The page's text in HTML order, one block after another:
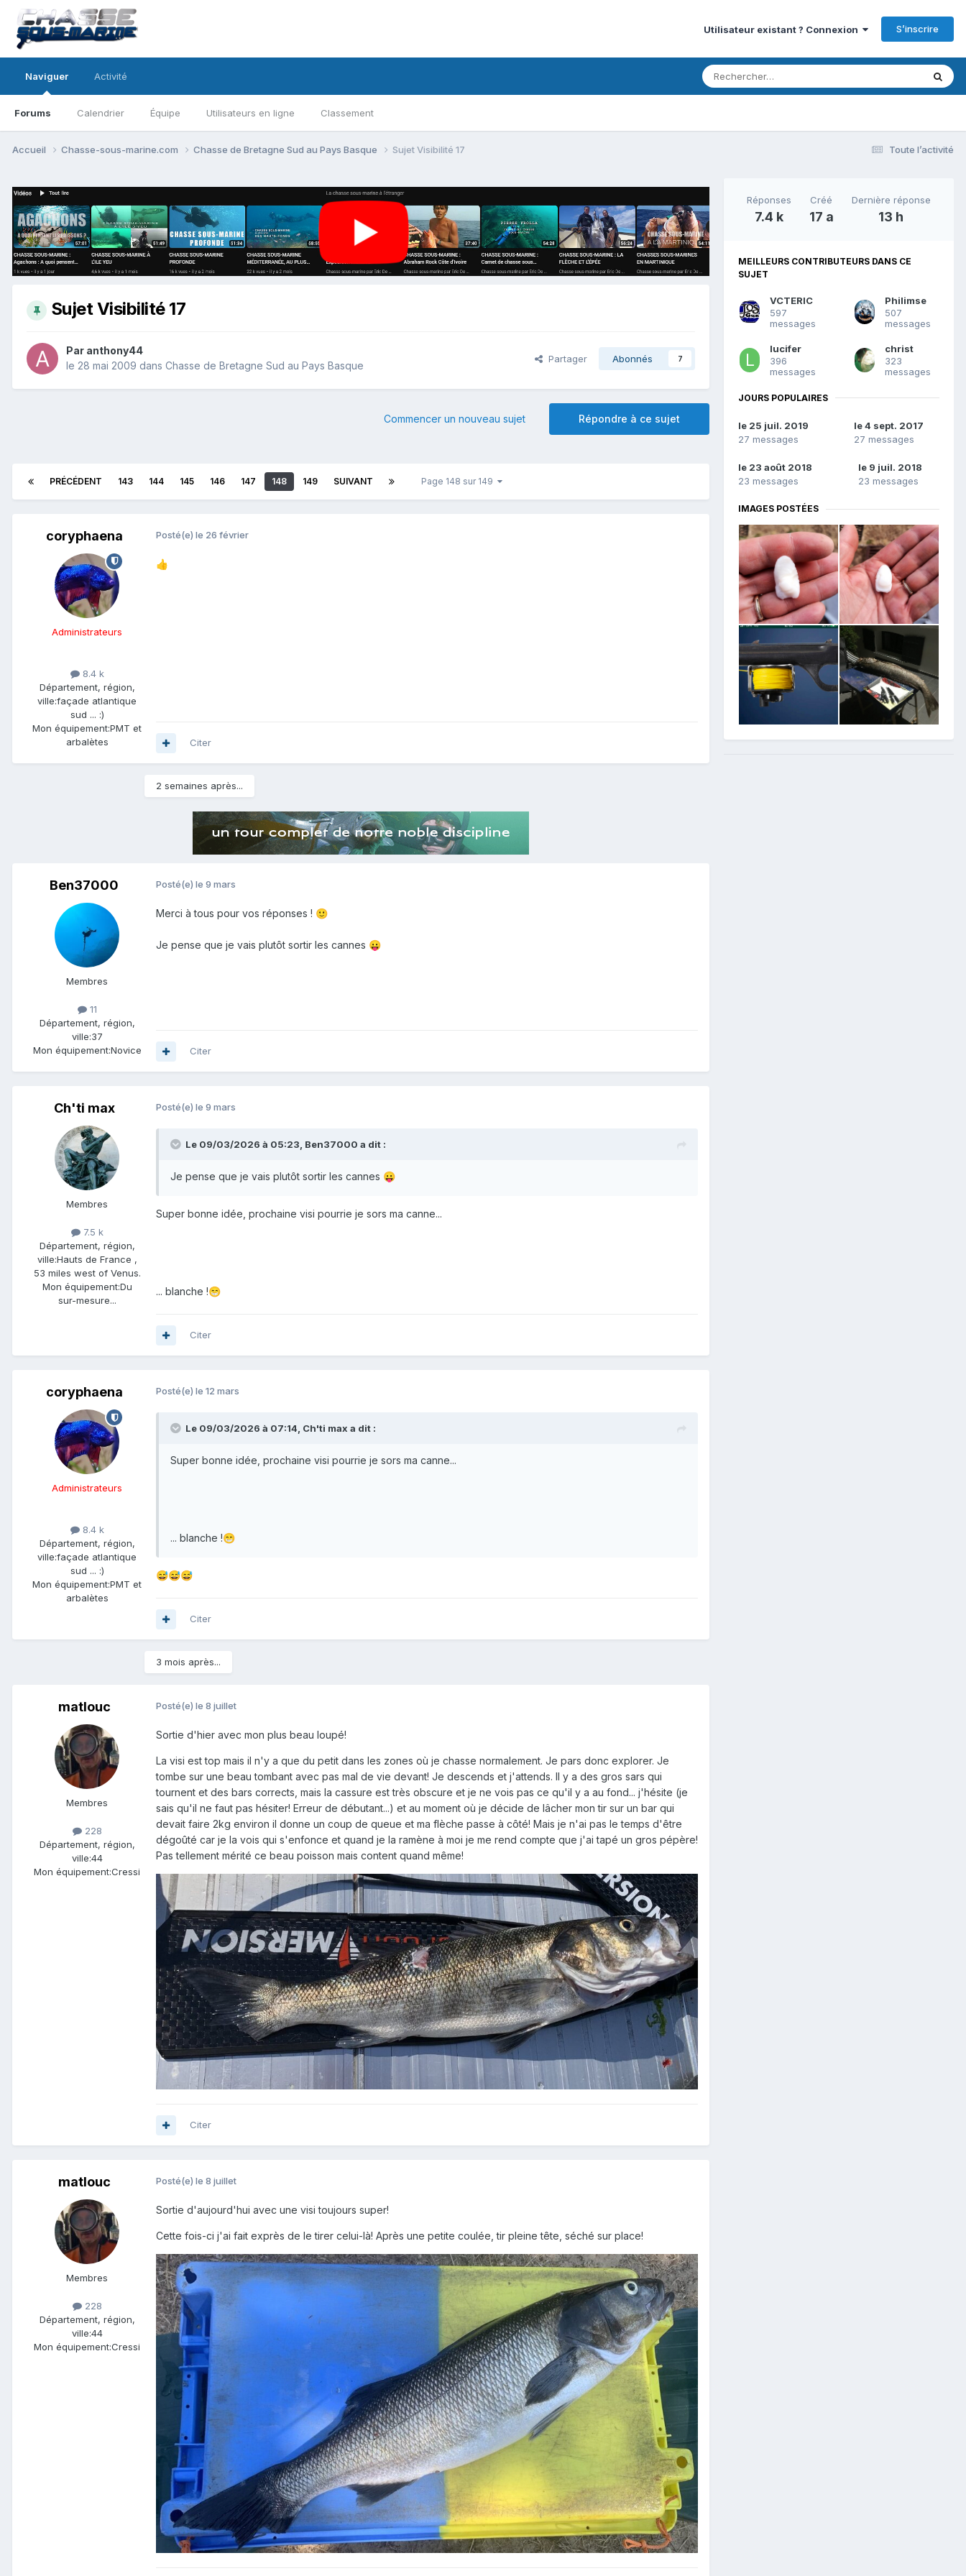
Utilisateur existant ? Connexion S’inscrire
Naviguer
Forums Calendrier Équipe Utilisateurs en ligne Classement
Activité
Toute l’activité
Accueil Chasse-sous-marine.com Chasse de Bretagne Sud au Pays Basque Sujet Visibilité 17
Sujet Visibilité 17
Par anthony44
le 28 mai 2009 dans Chasse de Bretagne Sud au Pays Basque
Partager Abonnés 7
Répondre à ce sujet
Commencer un nouveau sujet
PRÉCÉDENT 143 144 145 146 147 148 149 SUIVANT Page 148 sur 149
coryphaena
Administrateurs
8.4 k
Département, région,
ville:façade atlantique
sud ... :)
Mon équipement:PMT et
arbalètes
Posté(e) le 26 février
👍
Citer
2 semaines après...
Ben37000
Membres
11
Département, région,
ville:37
Mon équipement:Novice
Posté(e) le 9 mars
Merci à tous pour vos réponses ! 🙂
Je pense que je vais plutôt sortir les cannes 😛
Citer
Ch'ti max
Membres
7.5 k
Département, région,
ville:Hauts de France ,
53 miles west of Venus.
Mon équipement:Du
sur-mesure...
Posté(e) le 9 mars
Le 09/03/2026 à 05:23, Ben37000 a dit :
Je pense que je vais plutôt sortir les cannes 😛
Super bonne idée, prochaine visi pourrie je sors ma canne...
... blanche !😁
Citer
coryphaena
Administrateurs
8.4 k
Département, région,
ville:façade atlantique
sud ... :)
Mon équipement:PMT et
arbalètes
Posté(e) le 12 mars
Le 09/03/2026 à 07:14, Ch'ti max a dit :
Super bonne idée, prochaine visi pourrie je sors ma canne...
... blanche !😁
😅😅😅
Citer
3 mois après...
matlouc
Membres
228
Département, région,
ville:44
Mon équipement:Cressi
Posté(e) le 8 juillet
Sortie d'hier avec mon plus beau loupé!
La visi est top mais il n'y a que du petit dans les zones où je chasse normalement. Je pars donc explorer. Je
tombe sur une beau tombant avec pas mal de vie devant! Je descends et j'attends. Il y a des gros sars qui
tournent et des bars corrects, mais la cassure est très obscure et je ne vois pas ce qu'il y a au fond... j'hésite (je
sais qu'il ne faut pas hésiter! Erreur de débutant...) et au moment où je décide de lâcher mon tir sur un bar qui
devait faire 2kg environ il donne un coup de queue et ma flèche passe à côté! Mais je n'ai pas le temps d'être
dégoûté car je la vois qui s'enfonce et quand je la ramène à moi je me rend compte que j'ai tapé un gros pépère!
Pas tellement mérité ce beau poisson mais content quand même!
Citer
matlouc
Membres
228
Département, région,
ville:44
Mon équipement:Cressi
Posté(e) le 8 juillet
Sortie d'aujourd'hui avec une visi toujours super!
Cette fois-ci j'ai fait exprès de le tirer celui-là! Après une petite coulée, tir pleine tête, séché sur place!
Réponses
7.4 k
Créé
17 a
Dernière réponse
13 h
MEILLEURS CONTRIBUTEURS DANS CE
SUJET
VCTERIC
597
messages
Philimse
507
messages
lucifer
396
messages
christ
323
messages
JOURS POPULAIRES
le 25 juil. 2019
27 messages
le 4 sept. 2017
27 messages
le 23 août 2018
23 messages
le 9 juil. 2018
23 messages
IMAGES POSTÉES